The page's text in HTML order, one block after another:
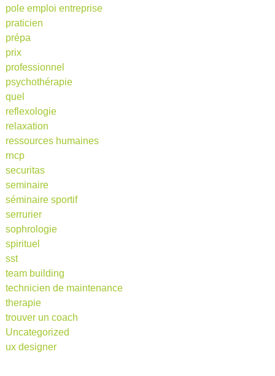
pole emploi entreprise
praticien
prépa
prix
professionnel
psychothérapie
quel
reflexologie
relaxation
ressources humaines
rncp
securitas
seminaire
séminaire sportif
serrurier
sophrologie
spirituel
sst
team building
technicien de maintenance
therapie
trouver un coach
Uncategorized
ux designer